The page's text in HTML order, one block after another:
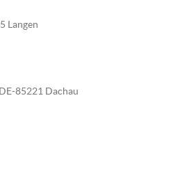
Langen
85221 Dachau